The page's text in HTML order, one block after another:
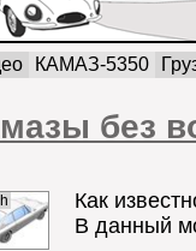
КАМАЗ-5350
без
Как
В данный